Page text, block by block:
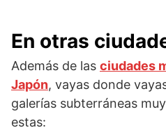
En otras
Además de las ciudades
Japón, vayas donde
galerías subterráneas
estas: